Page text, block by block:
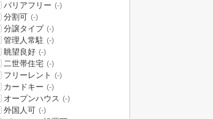
バリアフリー (-)
分割可 (-)
分譲タイプ (-)
管理人常駐 (-)
眺望良好 (-)
二世帯住宅 (-)
フリーレント (-)
カードキー (-)
オープンハウス (-)
外国人可 (-)